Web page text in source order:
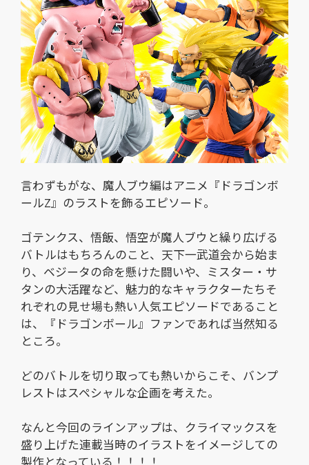
言わずもがな、魔人ブウ編はアニメ『ドラゴンボ
ールZ』のラストを飾るエピソード。
ゴテンクス、悟飯、悟空が魔人ブウと繰り広げる
バトルはもちろんのこと、天下一武道会から始ま
り、ベジータの命を懸けた闘いや、ミスター・サ
タンの大活躍など、魅力的なキャラクターたちそ
れぞれの見せ場も熱い人気エピソードであること
は、『ドラゴンボール』ファンであれば当然知る
ところ。
どのバトルを切り取っても熱いからこそ、バンプ
レストはスペシャルな企画を考えた。
なんと今回のラインアップは、クライマックスを
盛り上げた連載当時のイラストをイメージしての
製作となっている！！！！